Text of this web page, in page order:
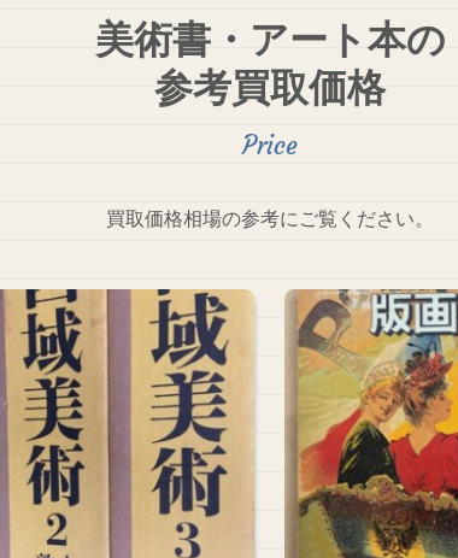
美術書・アート本の
参考買取価格
買取価格相場の参考にご覧ください。